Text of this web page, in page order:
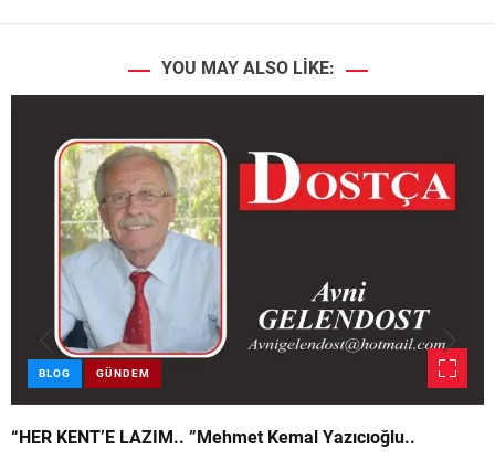
YOU MAY ALSO LIKE:
BLOG GÜNDEM
“HER KENT’E LAZIM.. ”Mehmet Kemal Yazıcıoğlu..